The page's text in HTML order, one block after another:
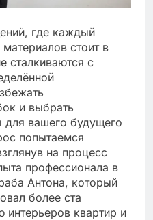
где каждый
стоит в
сталкиваются с
и выбрать
вашего будущего
попытаемся
на процесс
профессионала в
Антона, который
более ста
интерьеров квартир и